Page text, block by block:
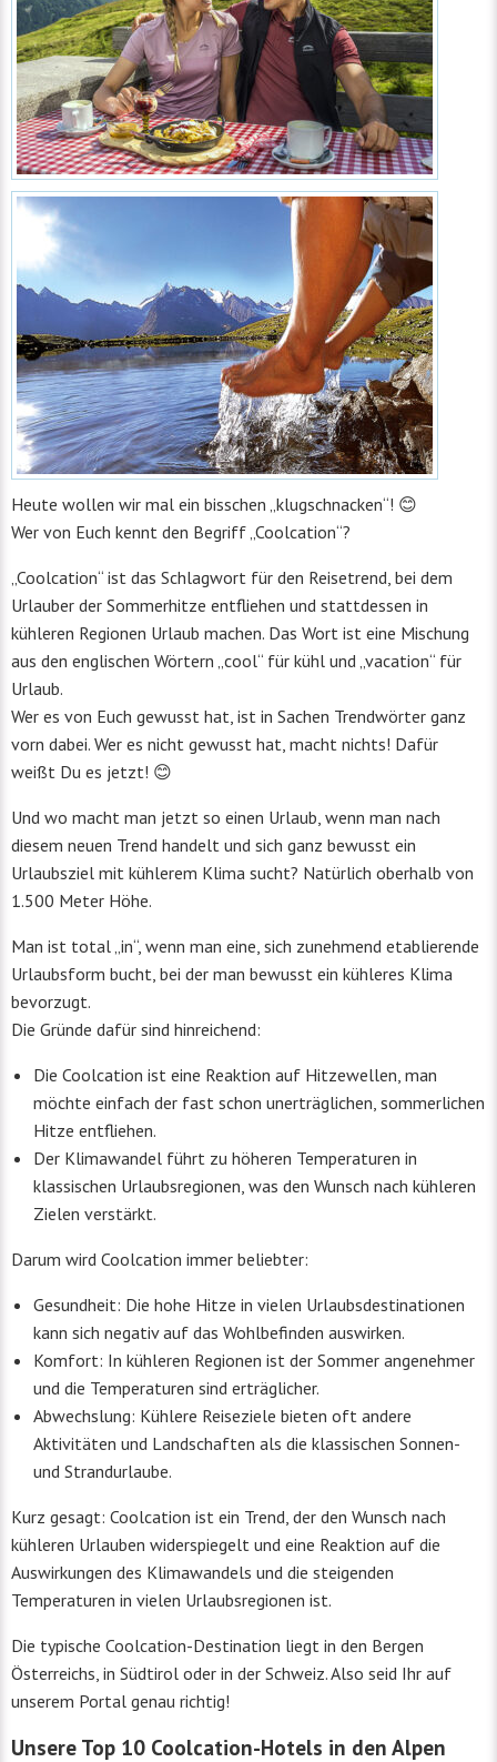
Heute wollen wir mal ein bisschen „klugschnacken“! 😊
Wer von Euch kennt den Begriff „Coolcation“?
„Coolcation“ ist das Schlagwort für den Reisetrend, bei dem
Urlauber der Sommerhitze entfliehen und stattdessen in
kühleren Regionen Urlaub machen. Das Wort ist eine Mischung
aus den englischen Wörtern „cool“ für kühl und „vacation“ für
Urlaub.
Wer es von Euch gewusst hat, ist in Sachen Trendwörter ganz
vorn dabei. Wer es nicht gewusst hat, macht nichts! Dafür
weißt Du es jetzt! 😊
Und wo macht man jetzt so einen Urlaub, wenn man nach
diesem neuen Trend handelt und sich ganz bewusst ein
Urlaubsziel mit kühlerem Klima sucht? Natürlich oberhalb von
1.500 Meter Höhe.
Man ist total „in“, wenn man eine, sich zunehmend etablierende
Urlaubsform bucht, bei der man bewusst ein kühleres Klima
bevorzugt.
Die Gründe dafür sind hinreichend:
Die Coolcation ist eine Reaktion auf Hitzewellen, man
möchte einfach der fast schon unerträglichen, sommerlichen
Hitze entfliehen.
Der Klimawandel führt zu höheren Temperaturen in
klassischen Urlaubsregionen, was den Wunsch nach kühleren
Zielen verstärkt.
Darum wird Coolcation immer beliebter:
Gesundheit: Die hohe Hitze in vielen Urlaubsdestinationen
kann sich negativ auf das Wohlbefinden auswirken.
Komfort: In kühleren Regionen ist der Sommer angenehmer
und die Temperaturen sind erträglicher.
Abwechslung: Kühlere Reiseziele bieten oft andere
Aktivitäten und Landschaften als die klassischen Sonnen-
und Strandurlaube.
Kurz gesagt: Coolcation ist ein Trend, der den Wunsch nach
kühleren Urlauben widerspiegelt und eine Reaktion auf die
Auswirkungen des Klimawandels und die steigenden
Temperaturen in vielen Urlaubsregionen ist.
Die typische Coolcation-Destination liegt in den Bergen
Österreichs, in Südtirol oder in der Schweiz. Also seid Ihr auf
unserem Portal genau richtig!
Unsere Top 10 Coolcation-Hotels in den Alpen